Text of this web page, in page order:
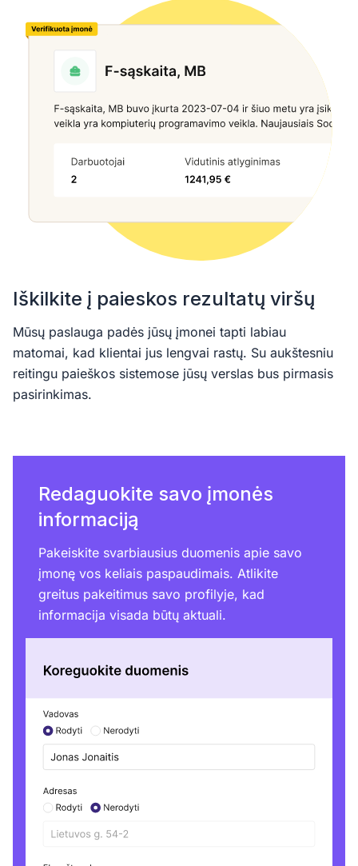
Iškilkite į paieskos rezultatų viršų
Mūsų paslauga padės jūsų įmonei tapti labiau
matomai, kad klientai jus lengvai rastų. Su aukštesniu
reitingu paieškos sistemose jūsų verslas bus pirmasis
pasirinkimas.
Redaguokite savo įmonės
informaciją
Pakeiskite svarbiausius duomenis apie savo
įmonę vos keliais paspaudimais. Atlikite
greitus pakeitimus savo profilyje, kad
informacija visada būtų aktuali.